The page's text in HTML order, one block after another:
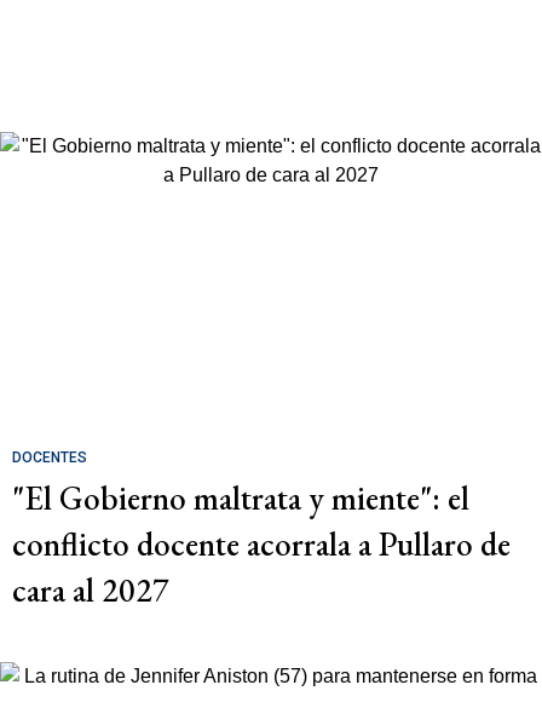
DOCENTES
"El Gobierno maltrata y miente": el
conflicto docente acorrala a Pullaro de
cara al 2027